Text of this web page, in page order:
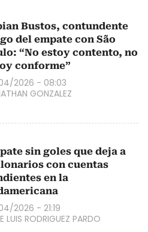
Bustos, contundente
del empate con São
“No estoy contento, no
conforme”
2026 - 08:03
GONZALEZ
sin goles que deja a
con cuentas
en la
2026 - 21:19
LUIS RODRIGUEZ PARDO